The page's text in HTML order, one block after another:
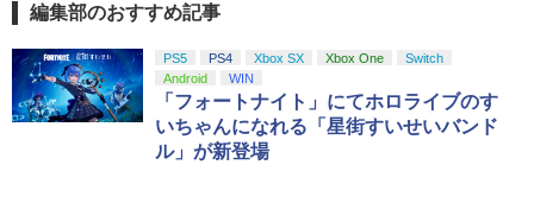
編集部のおすすめ記事
PS5 PS4 Xbox SX Xbox One
Switch
Android
WIN
「フォートナイト」にてホロライブのす
いちゃんになれる「星街すいせいバンド
ル」が新登場